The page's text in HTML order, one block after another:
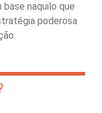
naquilo que
poderosa